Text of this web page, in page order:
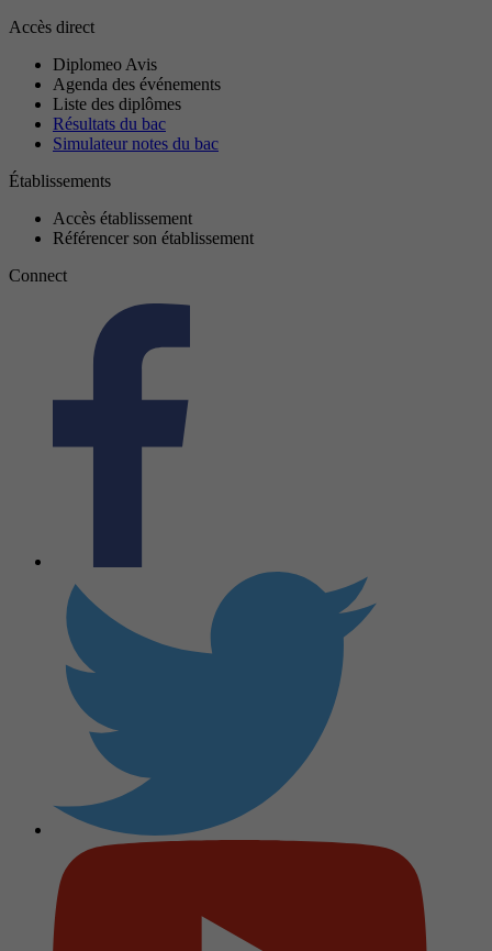
Accès direct
Diplomeo Avis
Agenda des événements
Liste des diplômes
Résultats du bac
Simulateur notes du bac
Établissements
Accès établissement
Référencer son établissement
Connect